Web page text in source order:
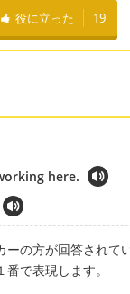
役に立った 19
here.
ーの方が回答されて
番で表現します。